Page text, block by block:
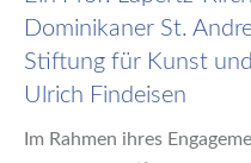
Dominikaner St.
Stiftung für Kunst
Ulrich Findeisen
Im Rahmen ihres